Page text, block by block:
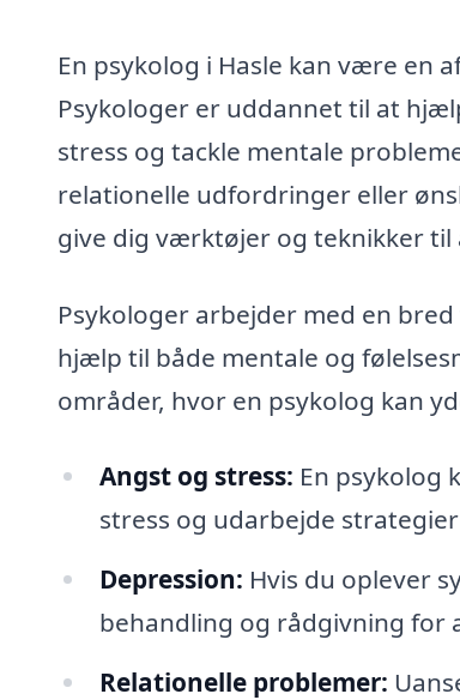
En psykolog i Hasle kan være en
Psykologer er uddannet til at
stress og tackle mentale
relationelle udfordringer eller
give dig værktøjer og teknikker
Psykologer arbejder med en
hjælp til både mentale og
områder, hvor en psykolog kan
Angst og stress: En psykolog
stress og udarbejde
Depression: Hvis du oplever
behandling og rådgivning for
Relationelle problemer: